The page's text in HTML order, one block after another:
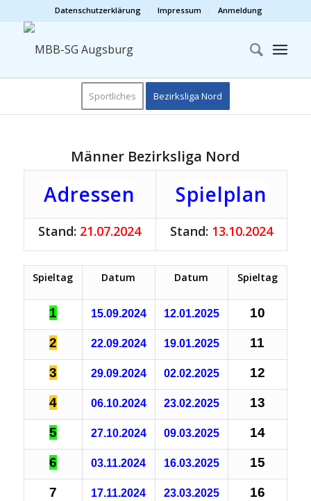
Datenschutzerklärung Impressum Anmeldung
Sportliches Bezirksliga Nord
Männer Bezirksliga Nord
Adressen Spielplan
Stand: 21.07.2024 Stand: 13.10.2024
Spieltag Datum Datum Spieltag
1 15.09.2024 12.01.2025 10
2 22.09.2024 19.01.2025 11
3 29.09.2024 02.02.2025 12
4 06.10.2024 23.02.2025 13
5 27.10.2024 09.03.2025 14
6 03.11.2024 16.03.2025 15
7 17.11.2024 23.03.2025 16